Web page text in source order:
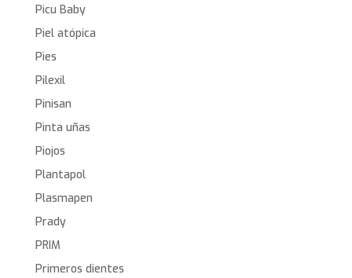
Picu Baby
Piel atópica
Pies
Pilexil
Pinisan
Pinta uñas
Piojos
Plantapol
Plasmapen
Prady
PRIM
Primeros dientes